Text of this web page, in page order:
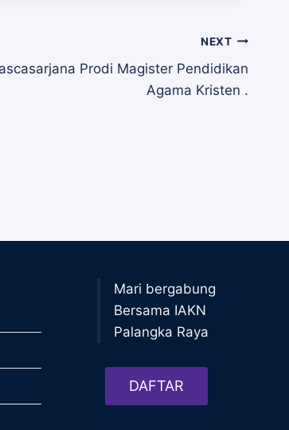
NEXT
Prodi Magister Pendidikan
Agama Kristen .
Mari bergabung
Bersama IAKN
Palangka Raya
DAFTAR